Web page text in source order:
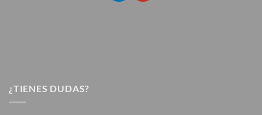
¿TIENES DUDAS?